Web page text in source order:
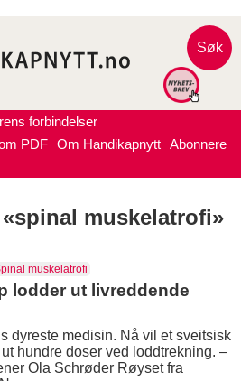
Søk
forbindelser
PDF Om Handikapnytt Abonnere
muskelatrofi»
muskelatrofi
lodder ut livreddende
dyreste medisin. Nå vil et sveitsisk
hundre doser ved loddtrekning. –
Ola Schrøder Røyset fra